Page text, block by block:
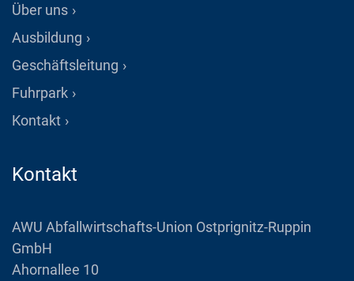
Über uns
Ausbildung
Geschäftsleitung
Fuhrpark
Kontakt
Kontakt
AWU Abfallwirtschafts-Union Ostprignitz-Ruppin
GmbH
Ahornallee 10